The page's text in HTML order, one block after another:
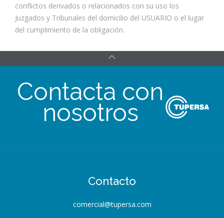
conflictos derivados o relacionados con su uso los
Juzgados y Tribunales del domicilio del USUARIO o el lugar
del cumplimiento de la obligación.
Contacta con
nosotros
Contacto
comercial@tupersa.com